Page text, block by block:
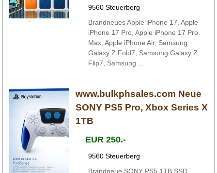
9560 Steuerberg
Brandneues Apple iPhone 17, Apple
iPhone 17 Pro, Apple iPhone 17 Pro
Max, Apple iPhone Air, Samsung
Galaxy Z Fold7, Samsung Galaxy Z
Flip7, Samsung ...
www.bulkphsales.com Neue
SONY PS5 Pro, Xbox Series X
1TB
EUR 250.-
9560 Steuerberg
Brandneue SONY PS5 1TB SSD